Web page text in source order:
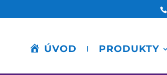
ÚVOD PRODUKTY